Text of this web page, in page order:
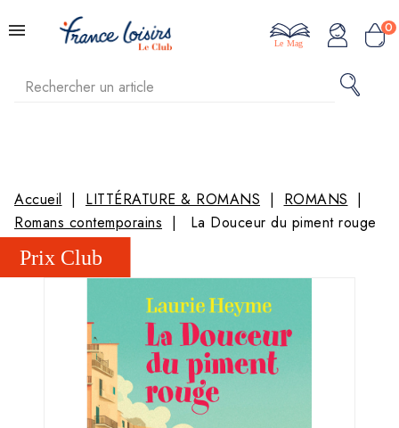
0
Le Mag
Accueil LITTÉRATURE & ROMANS
ROMANS
Romans contemporains
La Douceur du piment rouge